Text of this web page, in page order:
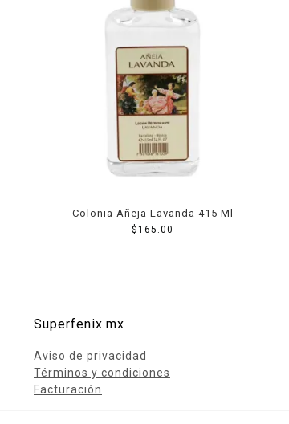
Limpieza del hogar
Pan de la casa
Salchichonería
Colonia Añeja Lavanda 415 Ml
$165.00
Superfenix.mx
Aviso de privacidad
Términos y condiciones
Facturación